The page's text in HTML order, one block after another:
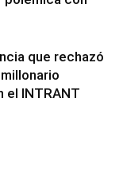
que rechazó
el INTRANT